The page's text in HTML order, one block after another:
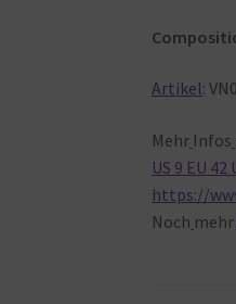
Artikel:
Mehr Infos
US 9 EU 42
https://
Noch